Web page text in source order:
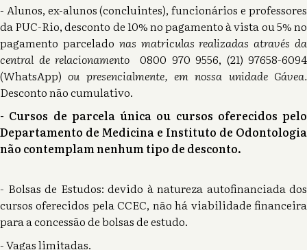
- Alunos, ex-alunos (concluintes), funcionários e professores
da PUC-Rio, desconto de 10% no pagamento à vista ou 5% no
pagamento parcelado nas matriculas realizadas através da
central de relacionamento 0800 970 9556, (21) 97658-6094
(WhatsApp)ou presencialmente, em nossa unidade Gávea.
Desconto não cumulativo.
- Cursos de parcela única ou cursos oferecidos pelo
Departamento de Medicina e Instituto de Odontologia
não contemplam nenhum tipo de desconto.
- Bolsas de Estudos: devido à natureza autofinanciada dos
cursos oferecidos pela CCEC, não há viabilidade financeira
para a concessão de bolsas de estudo.
- Vagas limitadas.